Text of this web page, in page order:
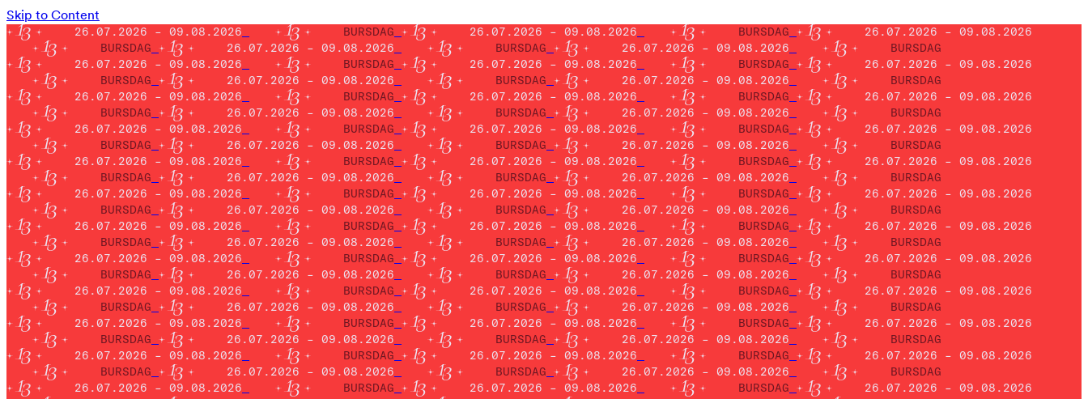
Skip to Content
26.07.2026 – 09.08.2026 BURSDAG 26.07.2026 – 09.08.2026 BURSDAG
26.07.2026 – 09.08.2026
BURSDAG
26.07.2026 – 09.08.2026 BURSDAG 26.07.2026 – 09.08.2026
BURSDAG
26.07.2026 – 09.08.2026
BURSDAG 26.07.2026 – 09.08.2026 BURSDAG
26.07.2026 – 09.08.2026
BURSDAG
26.07.2026 – 09.08.2026 BURSDAG 26.07.2026 – 09.08.2026
BURSDAG
26.07.2026 – 09.08.2026
BURSDAG 26.07.2026 – 09.08.2026 BURSDAG
26.07.2026 – 09.08.2026
BURSDAG
26.07.2026 – 09.08.2026 BURSDAG 26.07.2026 – 09.08.2026
BURSDAG
26.07.2026 – 09.08.2026
BURSDAG 26.07.2026 – 09.08.2026 BURSDAG
26.07.2026 – 09.08.2026
BURSDAG
26.07.2026 – 09.08.2026 BURSDAG 26.07.2026 – 09.08.2026
BURSDAG
26.07.2026 – 09.08.2026
BURSDAG 26.07.2026 – 09.08.2026 BURSDAG
26.07.2026 – 09.08.2026
BURSDAG
26.07.2026 – 09.08.2026 BURSDAG 26.07.2026 – 09.08.2026
BURSDAG
26.07.2026 – 09.08.2026
BURSDAG 26.07.2026 – 09.08.2026 BURSDAG
26.07.2026 – 09.08.2026
BURSDAG
26.07.2026 – 09.08.2026 BURSDAG 26.07.2026 – 09.08.2026
BURSDAG
26.07.2026 – 09.08.2026
BURSDAG 26.07.2026 – 09.08.2026 BURSDAG
26.07.2026 – 09.08.2026
BURSDAG
26.07.2026 – 09.08.2026 BURSDAG 26.07.2026 – 09.08.2026
BURSDAG
26.07.2026 – 09.08.2026
BURSDAG 26.07.2026 – 09.08.2026 BURSDAG
26.07.2026 – 09.08.2026
BURSDAG
26.07.2026 – 09.08.2026 BURSDAG 26.07.2026 – 09.08.2026
BURSDAG
26.07.2026 – 09.08.2026
BURSDAG 26.07.2026 – 09.08.2026 BURSDAG
26.07.2026 – 09.08.2026
BURSDAG
26.07.2026 – 09.08.2026 BURSDAG 26.07.2026 – 09.08.2026
BURSDAG
26.07.2026 – 09.08.2026
BURSDAG 26.07.2026 – 09.08.2026 BURSDAG
26.07.2026 – 09.08.2026
BURSDAG
26.07.2026 – 09.08.2026 BURSDAG 26.07.2026 – 09.08.2026
BURSDAG
26.07.2026 – 09.08.2026
BURSDAG 26.07.2026 – 09.08.2026 BURSDAG
26.07.2026 – 09.08.2026
BURSDAG
26.07.2026 – 09.08.2026 BURSDAG 26.07.2026 – 09.08.2026
BURSDAG
26.07.2026 – 09.08.2026
BURSDAG 26.07.2026 – 09.08.2026 BURSDAG
26.07.2026 – 09.08.2026